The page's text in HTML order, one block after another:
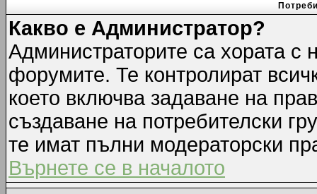
Какво е Администратор?
Администраторите са хората с
форумите. Те контролират
което включва задаване на
създаване на потребителски
те имат пълни модераторски
Върнете се в началото